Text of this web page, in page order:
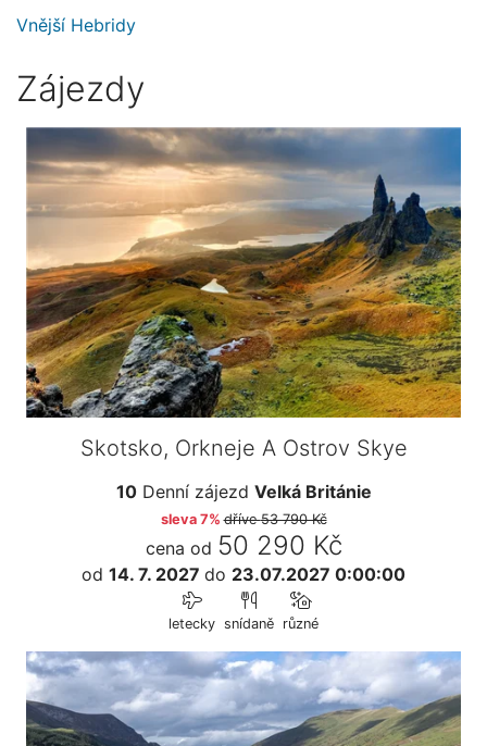
Vnější Hebridy
Zájezdy
Skotsko, Orkneje A Ostrov Skye
10Denní zájezd Velká Británie
sleva 7% dříve53 790 Kč
cena od 50 290 Kč
od 14. 7. 2027 do 23.07.2027 0:00:00
letecky snídaně různé